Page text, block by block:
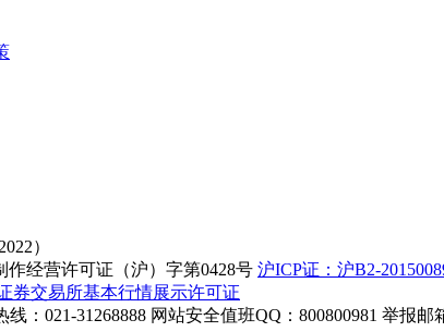
）
作经营许可证（沪）字第0428号 沪ICP证：沪B2-
券交易所基本行情展示许可证
：021-31268888 网站安全值班QQ：800800981 举报邮